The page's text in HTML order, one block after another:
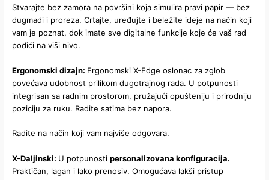
Stvarajte bez zamora na površini koja simulira pravi papir — bez
dugmadi i proreza. Crtajte, uređujte i beležite ideje na način koji
vam je poznat, dok imate sve digitalne funkcije koje će vaš rad
podići na viši nivo.
Ergonomski dizajn: Ergonomski X-Edge oslonac za zglob
povećava udobnost prilikom dugotrajnog rada. U potpunosti
integrisan sa radnim prostorom, pružajući opušteniju i prirodniju
poziciju za ruku. Radite satima bez napora.
Radite na način koji vam najviše odgovara.
X-Daljinski: U potpunostipersonalizovana konfiguracija.
Praktičan, lagan i lako prenosiv. Omogućava lakši pristup